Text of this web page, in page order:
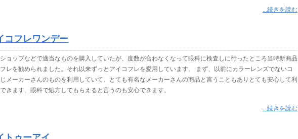
...続きを読む
コフレワンデー
ョップなどで適当なものを購入していたが、度数が合わなくなって眼科に検査しに行ったところ当時新商品
レを勧められました。それ以来ずっとアイコフレを愛用しています。 まず、以前にカラーレンズでないコ
メーカーさんのものを利用していて、とても有名なメーカーさんの商品と言うこともありとても安心して利
きます。眼科で処方してもらえると言うのも安心できます。
...続きを読む